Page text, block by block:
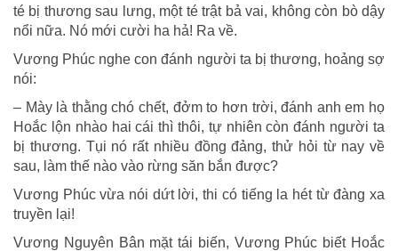
té bị thương sau lưng, một té trật bả vai, không còn bò dậy
nổi nữa. Nó mới cười ha hả! Ra về.
Vương Phúc nghe con đánh người ta bị thương, hoảng sợ
nói:
– Mày là thằng chó chết, đởm to hơn trời, đánh anh em họ
Hoắc lộn nhào hai cái thì thôi, tự nhiên còn đánh người ta
bị thương. Tụi nó rất nhiều đồng đảng, thử hỏi từ nay về
sau, làm thế nào vào rừng săn bắn được?
Vương Phúc vừa nói dứt lời, thi có tiếng la hét từ đàng xa
truyền lại!
Vương Nguyên Bân mặt tái biến, Vương Phúc biết Hoắc